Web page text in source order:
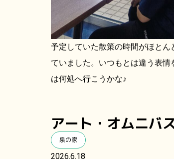
予定していた散策の時間がほと
ていました。いつもとは違う表
は何処へ行こうかな♪
アート・オムニバ
泉の家
2026.6.18